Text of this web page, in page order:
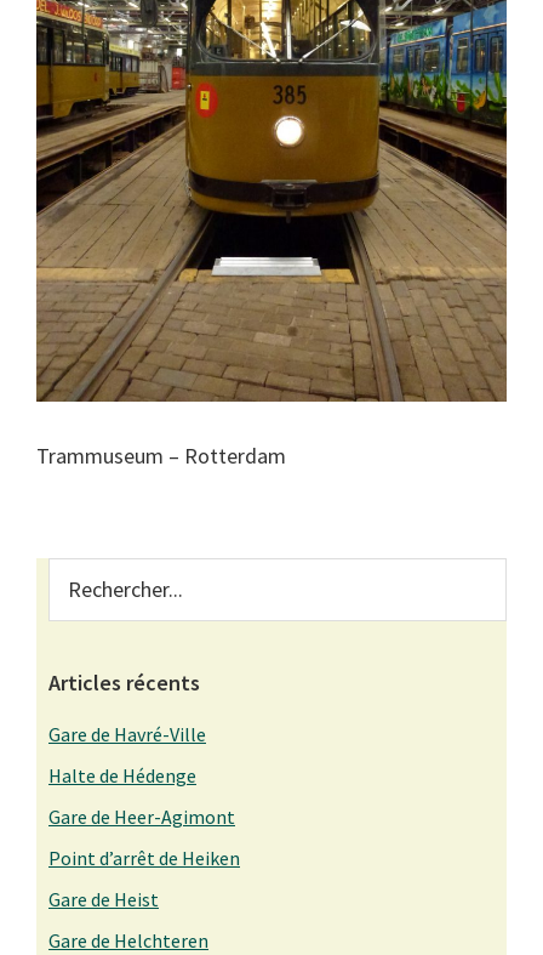
Trammuseum – Rotterdam
Primary
Sidebar
Articles récents
Gare de Havré-Ville
Halte de Hédenge
Gare de Heer-Agimont
Point d’arrêt de Heiken
Gare de Heist
Gare de Helchteren